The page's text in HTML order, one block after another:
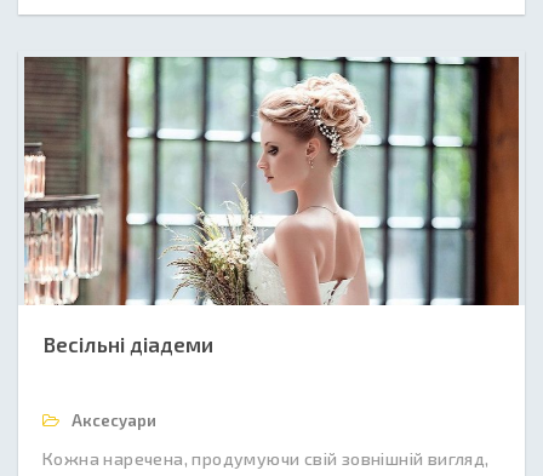
Весільні діадеми
Аксесуари
Кожна наречена, продумуючи свій зовнішній вигляд,